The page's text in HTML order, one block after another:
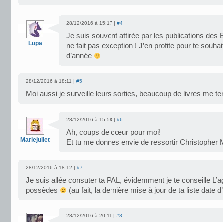
Lupa
28/12/2016 à 15:17 | #4
Je suis souvent attirée par les publications des
ne fait pas exception ! J’en profite pour te
d’année
28/12/2016 à 18:11 | #5
Moi aussi je surveille leurs sorties, beaucoup de livres me
Mariejuliet
28/12/2016 à 15:58 | #6
Ah, coups de cœur pour moi!
Et tu me donnes envie de ressortir Christopher
28/12/2016 à 18:12 | #7
Je suis allée consuter ta PAL, évidemment je te conseille
possèdes
(au fait, la dernière mise à jour de ta liste date
28/12/2016 à 20:11 | #8